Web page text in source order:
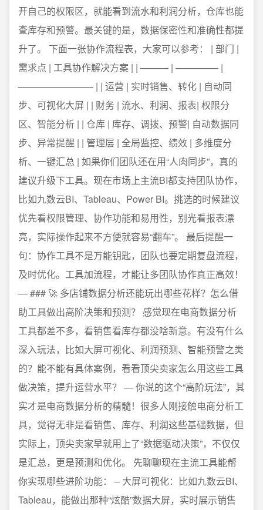
开自己的权限区，就能看到流水和利润分析，仓库也能
查库存和预警。最关键的是，数据保密性和准确性都提
升了。 下面一张协作流程表，大家可以参考： | 部门 |
需求点 | 工具协作解决方案 | | ——— | ————– |
———————— | | 运营 | 实时销售、转化 | 自动同
步、可视化大屏 | | 财务 | 流水、利润、报表| 权限分
区、智能分析 | | 仓库 | 库存、调拨、预警| 自动数据同
步、异常提醒 | | 管理层 | 全局监控、绩效 | 多维度分
析、一键汇总 | 如果你们团队还在用“人肉同步”，真的
建议升级下工具。现在市场上主流BI都支持团队协作，
比如九数云BI、Tableau、Power BI。挑选的时候建议
优先看权限管理、协作功能和易用性，别光看报表漂
亮，实际操作起来不方便就容易“翻车”。 最后提醒一
句：协作工具不是万能钥匙，团队也要定期复盘流程，
及时优化。工具加流程，才能让多团队协作真正高效！
— ### 🚀 多店铺数据分析还能玩出哪些花样？怎么借
助工具做出高阶决策和预测？ 感觉现在电商数据分析
工具都差不多，看销售看库存都没啥新意。有没有什么
深入玩法，比如大屏可视化、利润预测、智能预警之类
的？能不能有具体案例，看看顶尖卖家怎么用这些工具
做决策，提升运营水平？ — 你说的这个“高阶玩法”，其
实才是电商数据分析的精髓！很多人刚接触电商分析工
具，觉得无非是看销售、库存、利润这些基础数据，但
实际上，顶尖卖家早就用上了“数据驱动决策”，不仅仅
是汇总，更是预测和优化。 先聊聊现在主流工具能帮
你实现哪些进阶功能： – 大屏可视化：比如九数云BI、
Tableau，能做出那种“炫酷”数据大屏，实时展示销售